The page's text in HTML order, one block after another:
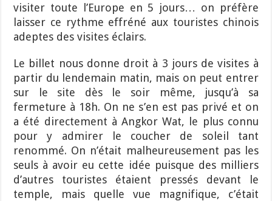
visiter toute l’Europe en 5 jours… on préfère
laisser ce rythme effréné aux touristes chinois
adeptes des visites éclairs.
Le billet nous donne droit à 3 jours de visites à
partir du lendemain matin, mais on peut entrer
sur le site dès le soir même, jusqu’à sa
fermeture à 18h. On ne s’en est pas privé et on
a été directement à Angkor Wat, le plus connu
pour y admirer le coucher de soleil tant
renommé. On n’était malheureusement pas les
seuls à avoir eu cette idée puisque des milliers
d’autres touristes étaient pressés devant le
temple, mais quelle vue magnifique, c’était